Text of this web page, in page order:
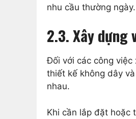
nhu cầu thường ngày.
2.3. Xây dựng
Đối với các công
thiết kế không dây
nhau.
Khi cần lắp đặt hoặc